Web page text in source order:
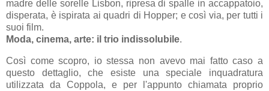
madre delle sorelle Lisbon, ripresa di spalle in accappatoio,
disperata, è ispirata ai quadri di Hopper; e così via, per tutti i
suoi film.
Moda, cinema, arte: il trio indissolubile.
Così come scopro, io stessa non avevo mai fatto caso a
questo dettaglio, che esiste una speciale inquadratura
utilizzata da Coppola, e per l'appunto chiamata proprio